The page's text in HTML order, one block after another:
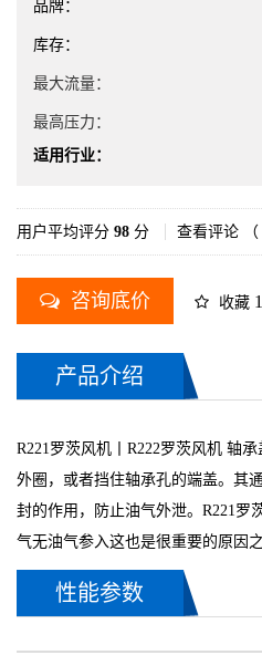
品牌：
库存：
最大流量：
最高压力：
适用行业：
用户平均评分 98 分 查看评论 （
咨询底价 收藏
产品介绍
R221罗茨风机丨R222罗茨风机 轴
外圈，或者挡住轴承孔的端盖。其
封的作用，防止油气外泄。R221罗
气无油气参入这也是很重要的原因之
性能参数